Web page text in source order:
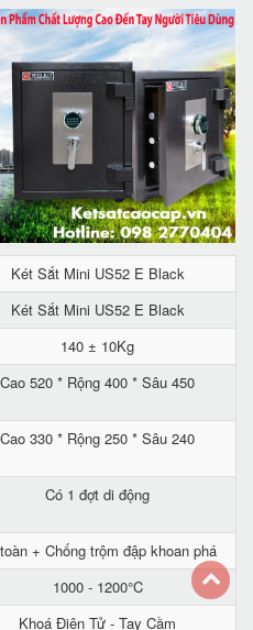
Két Sắt Mini US52 E Black
Két Sắt Mini US52 E Black
140 ± 10Kg
Cao 520 * Rộng 400 * Sâu 450
Cao 330 * Rộng 250 * Sâu 240
Có 1 đợt di động
+ Chống trộm đập khoan phá
1000 - 1200°C
Khoá Điện Tử - Tay Cầm